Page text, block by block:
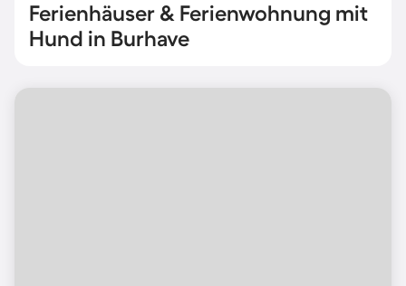
Ferienhäuser & Ferienwohnung mit
Hund in Burhave